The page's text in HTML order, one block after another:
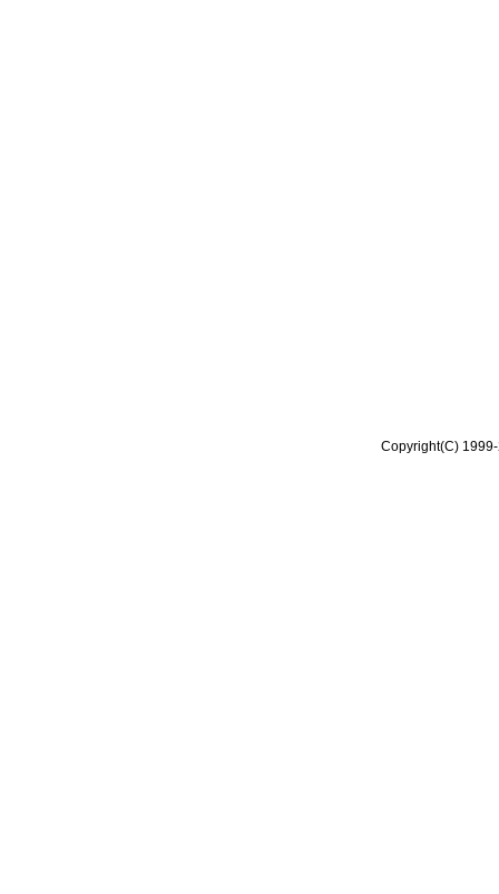
Copyright(C)